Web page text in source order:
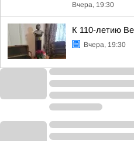
Вчера, 19:30
К 110-летию
Вчера, 19:30